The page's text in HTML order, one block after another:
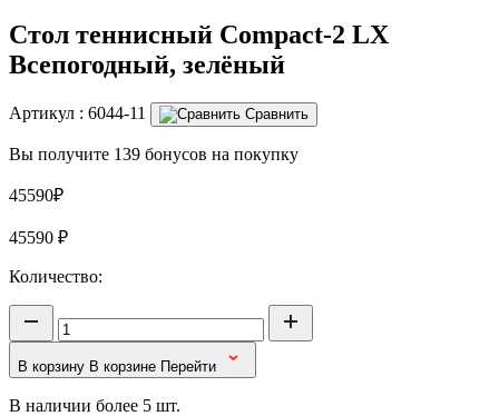
Стол теннисный Compact-2 LX
Всепогодный, зелёный
Артикул : 6044-11 Сравнить
Вы получите 139 бонусов на покупку
45590₽
45590 ₽
Количество:
В корзину В корзине Перейти
В наличии более 5 шт.